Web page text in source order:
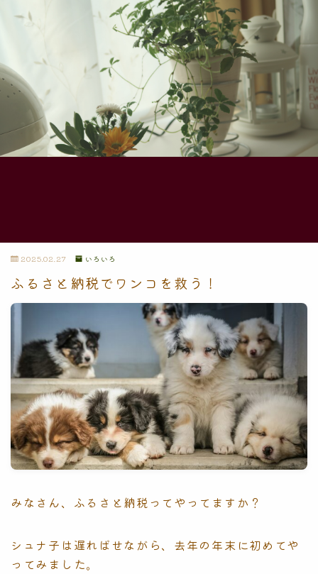
2025.02.27 いろいろ
ふるさと納税でワンコを救う！
みなさん、ふるさと納税ってやってますか？
シュナ子は遅ればせながら、去年の年末に初めてや
ってみました。